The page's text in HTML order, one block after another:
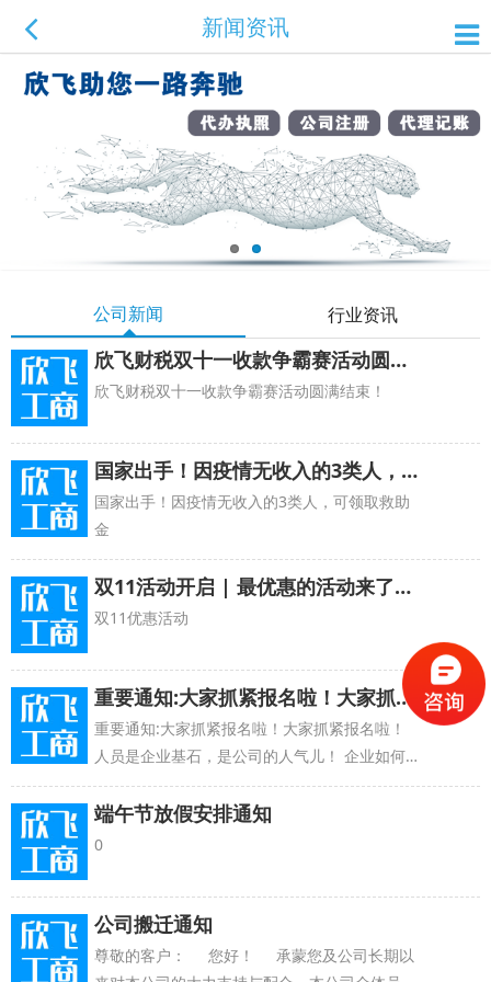
新闻资讯
公司新闻 行业资讯
欣飞财税双十一收款争霸赛活动圆满结束！
欣飞财税双十一收款争霸赛活动圆满结束！
国家出手！因疫情无收入的3类人，可领取救助金
国家出手！因疫情无收入的3类人，可领取救助
金
双11活动开启 | 最优惠的活动来了，老板都要哭了
双11优惠活动
重要通知:大家抓紧报名啦！大家抓紧报名啦！
重要通知:大家抓紧报名啦！大家抓紧报名啦！
人员是企业基石，是公司的人气儿！ 企业如何合
理用工，规避风险！ 如何激发员工斗志，成为得
力干
端午节放假安排通知
0
公司搬迁通知
尊敬的客户： 您好！ 承蒙您及公司长期以